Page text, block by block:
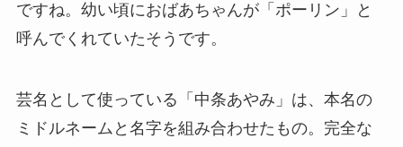
ですね。幼い頃におばあちゃんが「ポーリン」と
呼んでくれていたそうです。
芸名として使っている「中条あやみ」は、本名の
ミドルネームと名字を組み合わせたもの。完全な